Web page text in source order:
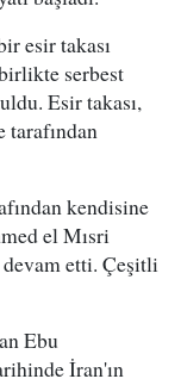
esir takası
serbest
Esir takası,
kendisine
el Mısri
etti. Çeşitli
Ebu
İran'ın